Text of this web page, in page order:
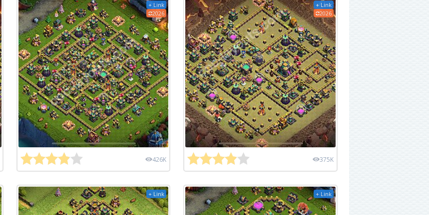
+ Link
2026
426K
+ Link
2026
375K
+ Link + Link